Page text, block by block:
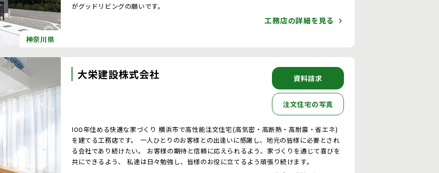
神奈川県
がグッドリビングの願いです。
工務店の詳細を見る
大栄建設株式会社 資料請求
注文住宅の写真
100年住める快適な家づくり 横浜市で高性能注文住宅(高気密・高断熱・高耐震・省エネ)
を建てる工務店です。 一人ひとりのお客様との出逢いに感謝し、地元の皆様に必要とされ
る会社であり続けたい。 お客様の期待と信頼に応えられるよう、家づくりを通じて喜びを
共にできるよう、 私達は日々勉強し、皆様のお役に立てるよう頑張り続けます。